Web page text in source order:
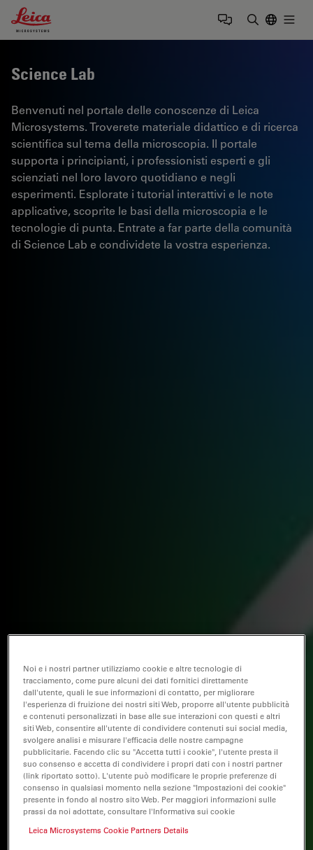
Leica Microsystems Logo
Science Lab
Benvenuti nel portale delle conoscenze di Leica
Microsystems. Troverete materiale didattico e di ricerca
scientifica sul tema della microscopia. Il portale
supporta i principianti, i professionisti esperti e gli
scienziati nel loro lavoro quotidiano e negli
esperimenti. Esplorate i tutorial interattivi e le note
applicative, scoprite le basi della microscopia e le
tecnologie di punta. Entrate a far parte della comunità
di Science Lab e condividete la vostra esperienza.
Noi e i nostri partner utilizziamo cookie e altre tecnologie di
tracciamento, come pure alcuni dei dati fornitici direttamente
dall'utente, quali le sue informazioni di contatto, per migliorare
l'esperienza di fruizione dei nostri siti Web, proporre all'utente pubblicità
e contenuti personalizzati in base alle sue interazioni con questi e altri
siti Web, consentire all'utente di condividere contenuti sui social media,
svolgere analisi e misurare l'efficacia delle nostre campagne
pubblicitarie. Facendo clic su "Accetta tutti i cookie", l'utente presta il
suo consenso e accetta di condividere i propri dati con i nostri partner
(link riportato sotto). L'utente può modificare le proprie preferenze di
consenso in qualsiasi momento nella sezione "Impostazioni dei cookie"
presente in fondo al nostro sito Web. Per maggiori informazioni sulle
prassi da noi adottate, consultare l'Informativa sui cookie
Leica Microsystems Cookie Partners Details